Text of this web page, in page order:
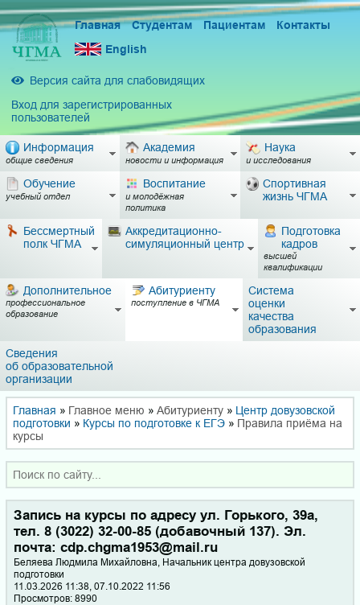
Главная Студентам Пациентам
Контакты
English
Версия сайта для слабовидящих
Вход для зарегистрированных
пользователей
Информация
общие сведения
Академия
новости и информация
Наука
и исследования
Обучение
учебный отдел
Воспитание
и молодёжная
политика
Спортивная
жизнь ЧГМА
Бессмертный
полк ЧГМА
Аккредитационно-
симуляционный центр
Подготовка
кадров
высшей
квалификации
Дополнительное
профессиональное
образование
Абитуриенту
поступление в ЧГМА
Система
оценки
качества
образования
Сведения
об образовательной
организации
Главная » Главное меню » Абитуриенту » Центр довузовской
подготовки » Курсы по подготовке к ЕГЭ » Правила приёма на
курсы
Запись на курсы по адресу ул. Горького, 39а,
тел. 8 (3022) 32-00-85 (добавочный 137). Эл.
почта: cdp.chgma1953@mail.ru
Беляева Люд­ми­ла Ми­хай­лов­на, Начальник центра довузовской
подготовки
11.03.2026 11:38, 07.10.2022 11:56
Просмотров: 8990